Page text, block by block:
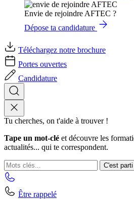
Envie de rejoindre AFTEC ?
Dépose ta candidature
Téléchargez notre brochure
Portes ouvertes
Candidature
Tu cherches, on t'aide à trouver !
Tape un mot-clé et découvre les
actualités... qui te correspondent.
C'est parti
Être rappelé